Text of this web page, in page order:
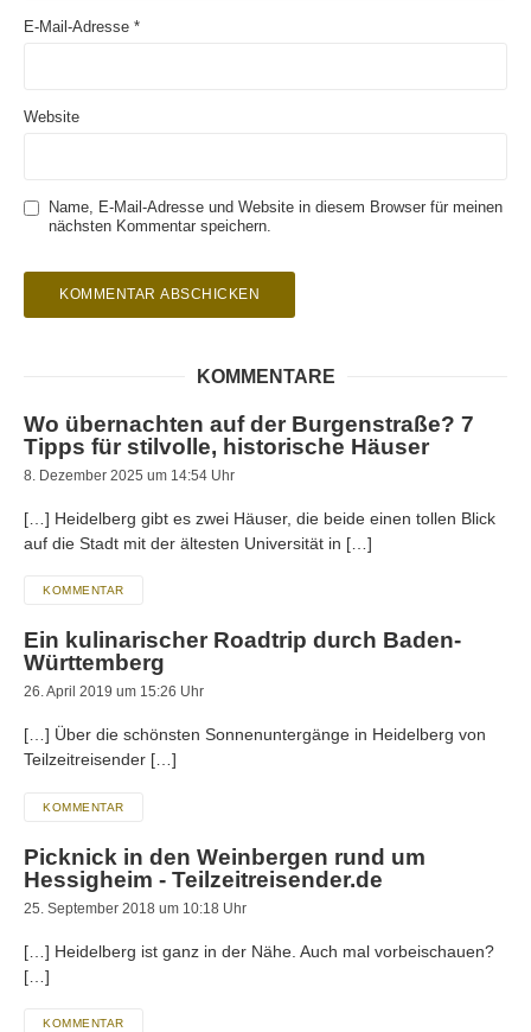
E-Mail-Adresse *
Website
Name, E-Mail-Adresse und Website in diesem Browser für meinen
nächsten Kommentar speichern.
KOMMENTARE
Wo übernachten auf der Burgenstraße? 7
Tipps für stilvolle, historische Häuser
8. Dezember 2025 um 14:54 Uhr
[…] Heidelberg gibt es zwei Häuser, die beide einen tollen Blick
auf die Stadt mit der ältesten Universität in […]
KOMMENTAR
Ein kulinarischer Roadtrip durch Baden-
Württemberg
26. April 2019 um 15:26 Uhr
[…] Über die schönsten Sonnenuntergänge in Heidelberg von
Teilzeitreisender […]
KOMMENTAR
Picknick in den Weinbergen rund um
Hessigheim - Teilzeitreisender.de
25. September 2018 um 10:18 Uhr
[…] Heidelberg ist ganz in der Nähe. Auch mal vorbeischauen?
[…]
KOMMENTAR